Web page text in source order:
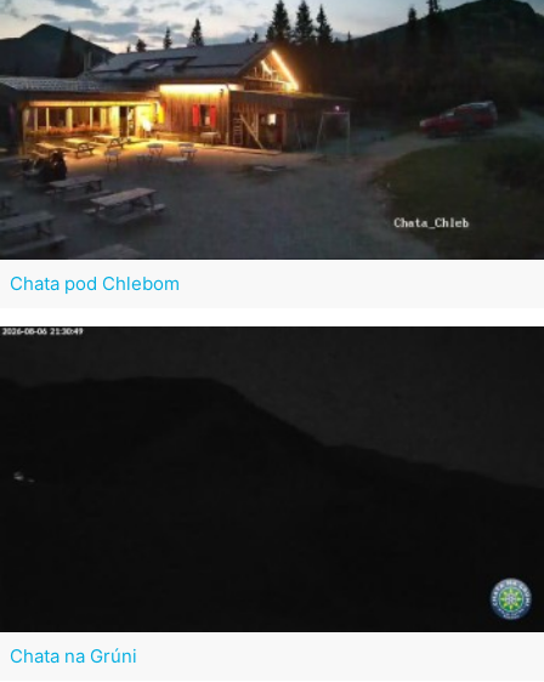
Chata pod Chlebom
Chata na Grúni